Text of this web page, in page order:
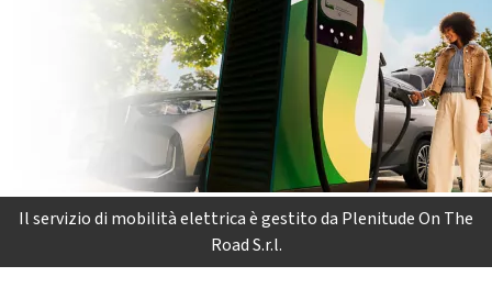
Il servizio di mobilità elettrica è gestito da Plenitude On The
Road S.r.l.